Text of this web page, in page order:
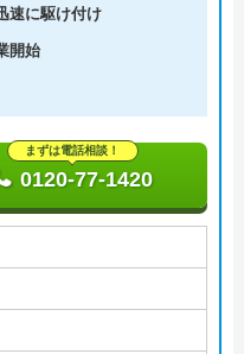
速に駆け付け
開始
まずは電話相談！
0120-77-1420